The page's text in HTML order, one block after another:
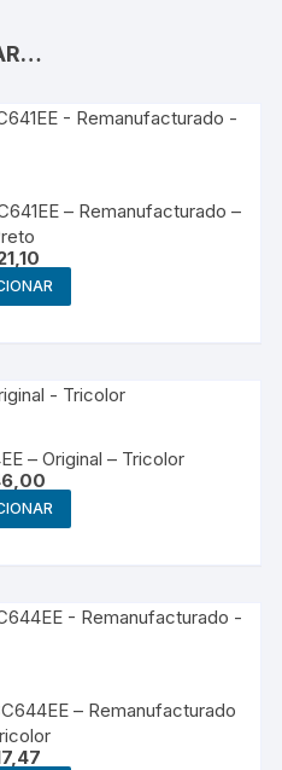
– Remanufacturado –
– Original – Tricolor
– Remanufacturado